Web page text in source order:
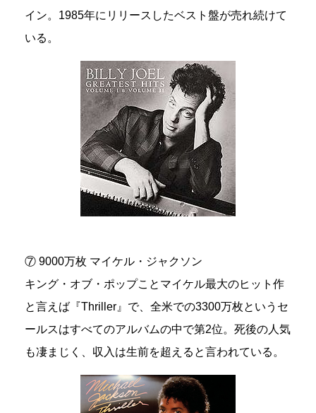
イン。1985年にリリースしたベスト盤が売れ続けて
いる。
⑦ 9000万枚 マイケル・ジャクソン
キング・オブ・ポップことマイケル最大のヒット作
と言えば『Thriller』で、全米での3300万枚というセ
ールスはすべてのアルバムの中で第2位。死後の人気
も凄まじく、収入は生前を超えると言われている。